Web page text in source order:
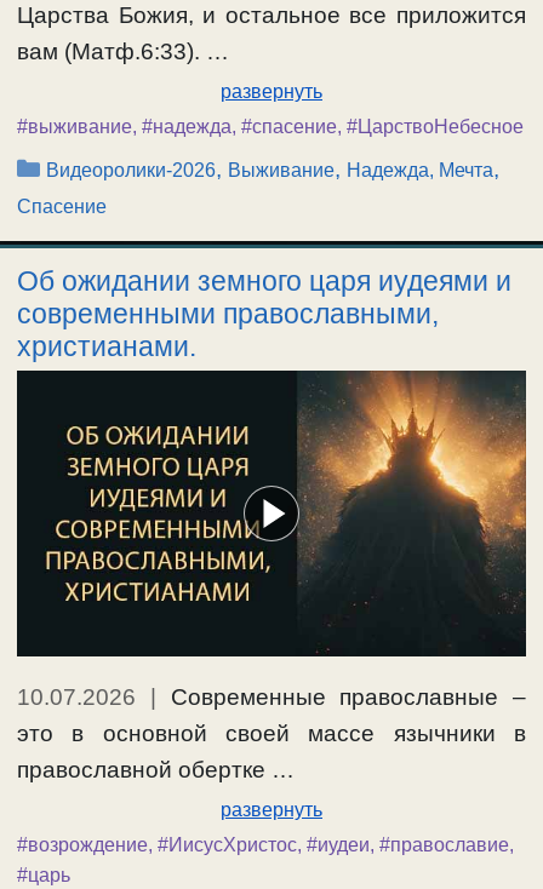
Царства Божия, и остальное все приложится
вам (Матф.6:33). …
развернуть
#выживание, #надежда, #спасение, #ЦарствоНебесное
Рубрики
Видеоролики-2026, Выживание, Надежда, Мечта,
Спасение
Об ожидании земного царя иудеями и
современными православными,
христианами.
10.07.2026
Современные православные –
это в основной своей массе язычники в
православной обертке …
развернуть
#возрождение, #ИисусХристос, #иудеи, #православие,
#царь